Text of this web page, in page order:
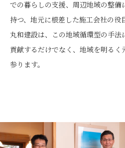
での暮らしの支援、周辺地域の整備
持つ、地元に根差した施工会社の役
丸和建設は、この地域循環型の手法
貢献するだけでなく、地域を明るく
参ります。